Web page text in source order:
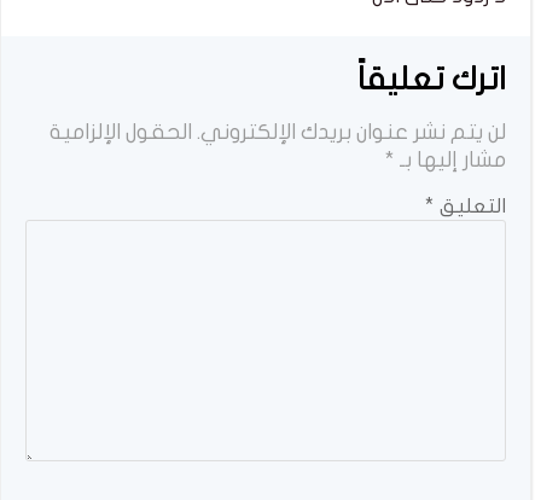
اترك تعليقاً
لن يتم نشر عنوان بريدك الإلكتروني. الحقول الإلزامية
مشار إليها بـ *
التعليق *